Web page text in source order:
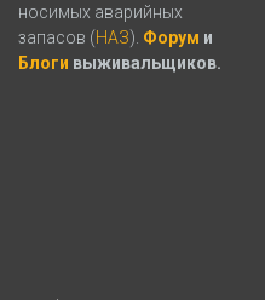
носимых аварийных
запасов (НАЗ). Форум и
Блоги выживальщиков.